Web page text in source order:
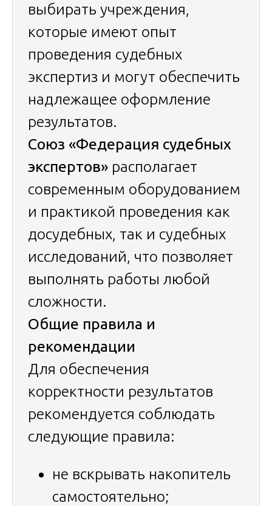
выбирать учреждения,
которые имеют опыт
проведения судебных
экспертиз и могут обеспечить
надлежащее оформление
результатов.
Союз «Федерация судебных
экспертов» располагает
современным оборудованием
и практикой проведения как
досудебных, так и судебных
исследований, что позволяет
выполнять работы любой
сложности.
Общие правила и
рекомендации
Для обеспечения
корректности результатов
рекомендуется соблюдать
следующие правила:
не вскрывать накопитель
самостоятельно;